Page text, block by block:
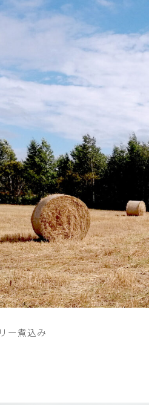
ー煮込み